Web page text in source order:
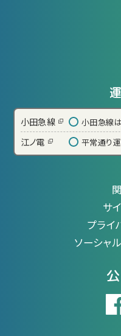
小田急線 小田急線
江ノ電 平常通り運
サ
プライ
ソーシャ